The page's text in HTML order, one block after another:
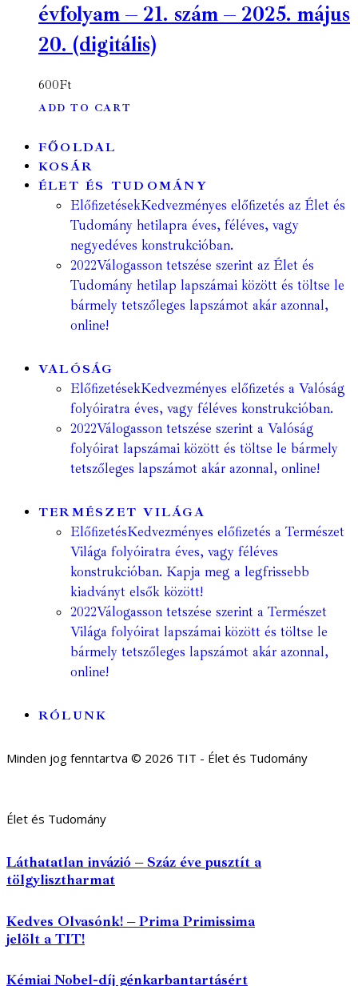
évfolyam – 21. szám – 2025. május
20. (digitális)
600Ft
ADD TO CART
FŐOLDAL
KOSÁR
ÉLET ÉS TUDOMÁNY
ElőfizetésekKedvezményes előfizetés az Élet és
Tudomány hetilapra éves, féléves, vagy
negyedéves konstrukcióban.
2022Válogasson tetszése szerint az Élet és
Tudomány hetilap lapszámai között és töltse le
bármely tetszőleges lapszámot akár azonnal,
online!
VALÓSÁG
ElőfizetésekKedvezményes előfizetés a Valóság
folyóiratra éves, vagy féléves konstrukcióban.
2022Válogasson tetszése szerint a Valóság
folyóirat lapszámai között és töltse le bármely
tetszőleges lapszámot akár azonnal, online!
TERMÉSZET VILÁGA
ElőfizetésKedvezményes előfizetés a Természet
Világa folyóiratra éves, vagy féléves
konstrukcióban. Kapja meg a legfrissebb
kiadványt elsők között!
2022Válogasson tetszése szerint a Természet
Világa folyóirat lapszámai között és töltse le
bármely tetszőleges lapszámot akár azonnal,
online!
RÓLUNK
Minden jog fenntartva © 2026 TIT - Élet és Tudomány
Élet és Tudomány
Láthatatlan invázió – Száz éve pusztít a
tölgylisztharmat
Kedves Olvasónk! – Prima Primissima
jelölt a TIT!
Kémiai Nobel-díj génkarbantartásért